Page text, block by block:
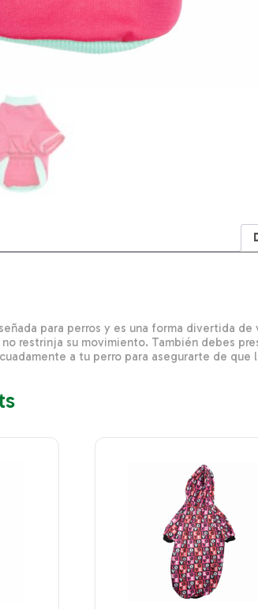
para perros y es una forma divertida
restrinja su movimiento. También debes
a tu perro para asegurarte de